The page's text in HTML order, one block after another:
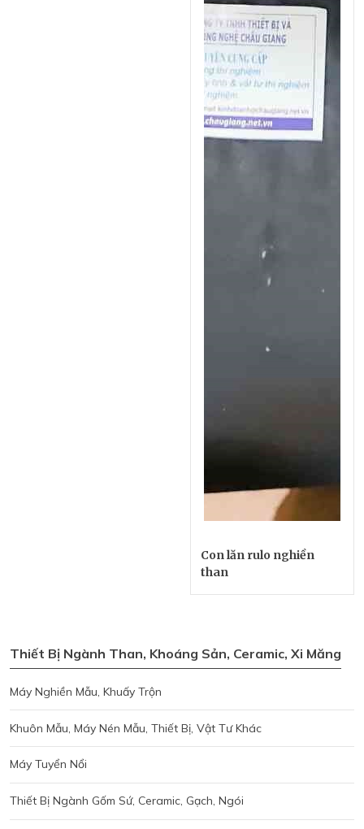
Con lăn rulo nghiền
than
Thiết Bị Ngành Than, Khoáng Sản, Ceramic, Xi Măng
Máy Nghiền Mẫu, Khuấy Trộn
Khuôn Mẫu, Máy Nén Mẫu, Thiết Bị, Vật Tư Khác
Máy Tuyển Nổi
Thiết Bị Ngành Gốm Sứ, Ceramic, Gạch, Ngói